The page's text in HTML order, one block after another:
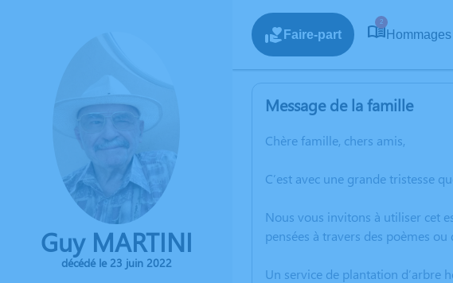
Guy MARTINI
décédé le 23 juin 2022
Faire-part
2
Hommages
Message de la famille
Chère famille, chers amis,
C’est avec une grande tristesse
Nous vous invitons à utiliser cet
pensées à travers des poèmes
Un service de plantation d’arbre